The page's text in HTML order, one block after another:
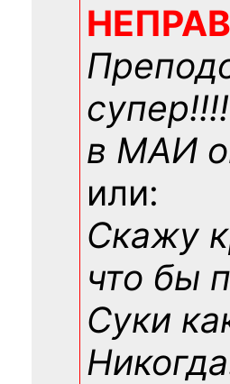
в МАИ
или:
Скажу
что бы
Суки